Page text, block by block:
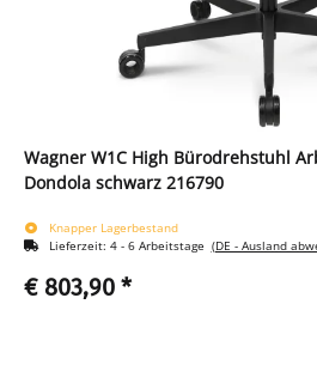
Wagner W1C High Bürodrehstuhl
Dondola schwarz 216790
Knapper Lagerbestand
Lieferzeit: 4 - 6 Arbeitstage (DE - Ausland
€ 803,90 *